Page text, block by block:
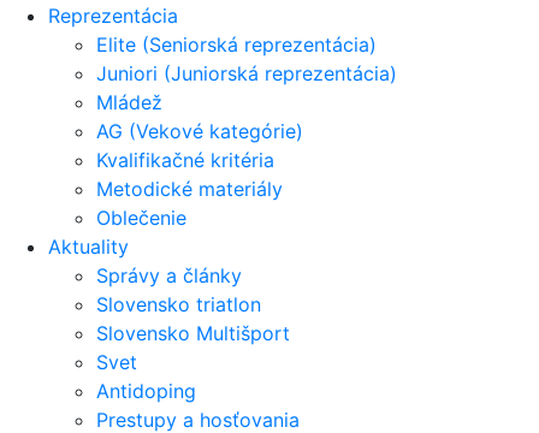
Reprezentácia
Elite (Seniorská reprezentácia)
Juniori (Juniorská reprezentácia)
Mládež
AG (Vekové kategórie)
Kvalifikačné kritéria
Metodické materiály
Oblečenie
Aktuality
Správy a články
Slovensko triatlon
Slovensko Multišport
Svet
Antidoping
Prestupy a hosťovania